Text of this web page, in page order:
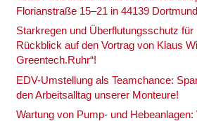
Flo­ri­an­stra­ße 15–21 in 44139
Stark­re­gen und Über­flu­tungs­schutz für
Rück­blick auf den Vor­trag von Klaus
Greentech.Ruhr“!
EDV-Umstel­lung als Team­chan­ce:
den Arbeits­all­tag unse­rer Mon­teu­re!
War­tung von Pump- und